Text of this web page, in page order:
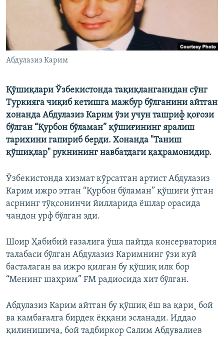
Абдулазиз Карим
Қўшиқлари Ўзбекистонда тақиқланганидан сўнг
Туркияга чиқиб кетишга мажбур бўлганини айтган
хонанда Абдулазиз Карим ўзи учун ташриф қоғози
бўлган “Қурбон бўламан” қўшиғининг яралиш
тарихини гапириб берди. Хонанда "Таниш
қўшиқлар" рукнининг навбатдаги қаҳрамонидир.
Ўзбекистонда хизмат кўрсатган артист Абдулазиз
Карим ижро этган “Қурбон бўламан” қўшиғи ўтган
асрнинг тўқсонинчи йилларида ëшлар орасида
чандон урф бўлган эди.
Шоир Ҳабибий ғазалига ўша пайтда консерватория
талабаси бўлган Абдулазиз Каримнинг ўзи куй
басталаган ва ижро қилган бу қўшиқ илк бор
“Менинг шаҳрим” FM радиосида хит бўлган.
Абдулазиз Карим айтган бу қўшиқ ëш ва қари¸ бой
ва камбағалга бирдек ëққани эсланади. Иддао
қилинишича, бой тадбиркор Салим Абдувалиев